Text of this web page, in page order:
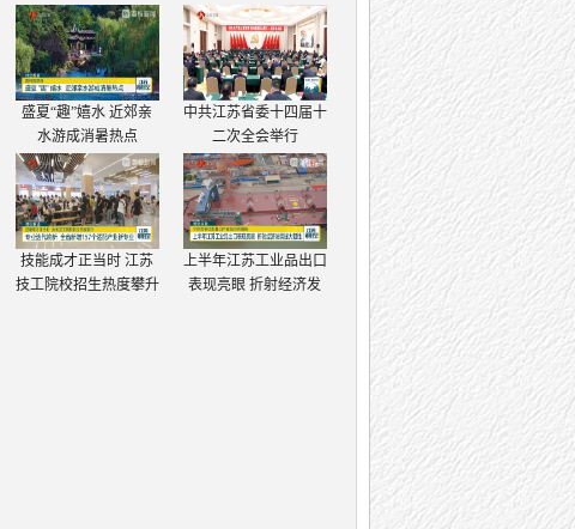
盛夏“趣”嬉水 近郊亲
水游成消暑热点
中共江苏省委十四届十
二次全会举行
技能成才正当时 江苏
技工院校招生热度攀升
上半年江苏工业品出口
表现亮眼 折射经济发